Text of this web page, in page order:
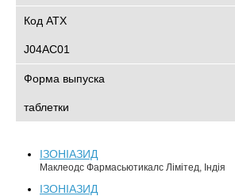
Код АТХ
J04AC01
Форма выпуска
таблетки
ІЗОНІАЗИД
Маклеодс Фармасьютикалс Лімітед, Індія
ІЗОНІАЗИД